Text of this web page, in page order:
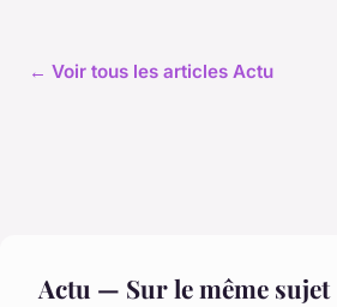
← Voir tous les articles Actu
Actu — Sur le même sujet